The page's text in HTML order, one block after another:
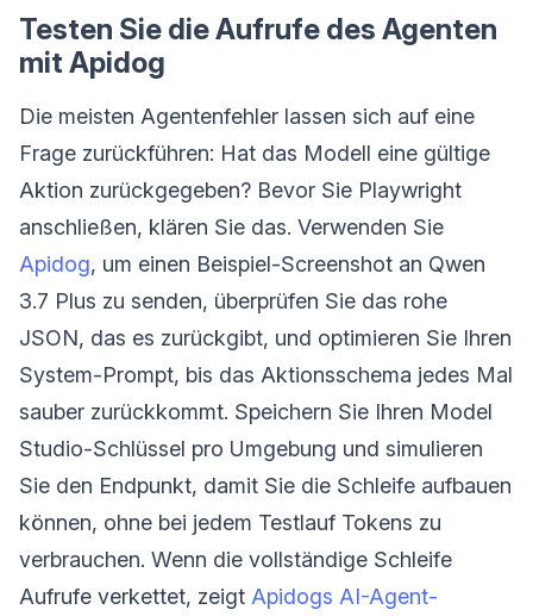
Testen Sie die Aufrufe des Agenten
mit Apidog
Die meisten Agentenfehler lassen sich auf eine
Frage zurückführen: Hat das Modell eine gültige
Aktion zurückgegeben? Bevor Sie Playwright
anschließen, klären Sie das. Verwenden Sie
Apidog, um einen Beispiel-Screenshot an Qwen
3.7 Plus zu senden, überprüfen Sie das rohe
JSON, das es zurückgibt, und optimieren Sie Ihren
System-Prompt, bis das Aktionsschema jedes Mal
sauber zurückkommt. Speichern Sie Ihren Model
Studio-Schlüssel pro Umgebung und simulieren
Sie den Endpunkt, damit Sie die Schleife aufbauen
können, ohne bei jedem Testlauf Tokens zu
verbrauchen. Wenn die vollständige Schleife
Aufrufe verkettet, zeigt Apidogs AI-Agent-